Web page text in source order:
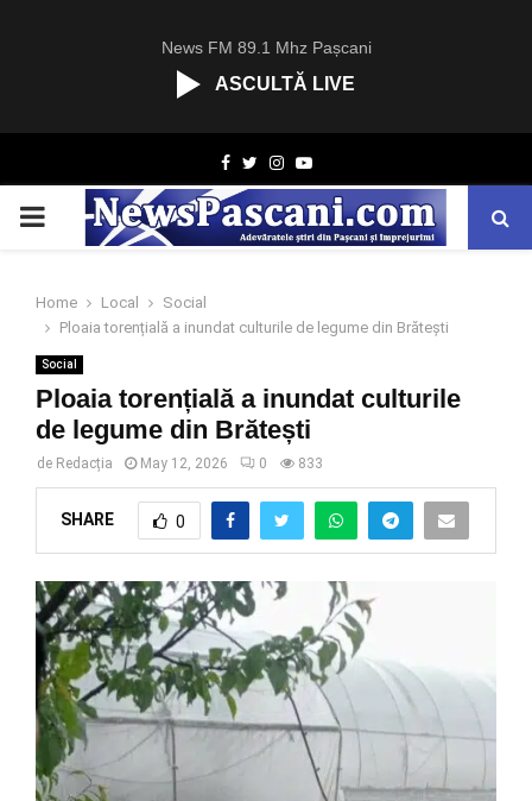
News FM 89.1 Mhz Pașcani
ASCULTĂ LIVE
Facebook
TwitterInstagram
Youtube
PRIMARY
Home Local
Social
Ploaia torențială a inundat culturile de legume din Brătești
Social
Ploaia torențială a inundat culturile
de legume din Brătești
de Redacția May 12, 2026 0 833
SHARE 0